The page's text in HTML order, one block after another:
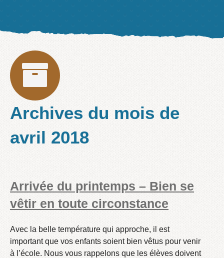
Archives du mois de
avril 2018
Arrivée du printemps – Bien se
vêtir en toute circonstance
Avec la belle température qui approche, il est
important que vos enfants soient bien vêtus pour venir
à l’école. Nous vous rappelons que les élèves doivent